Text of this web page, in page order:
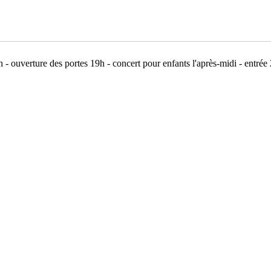
- ouverture des portes 19h - concert pour enfants l'après-midi - entrée